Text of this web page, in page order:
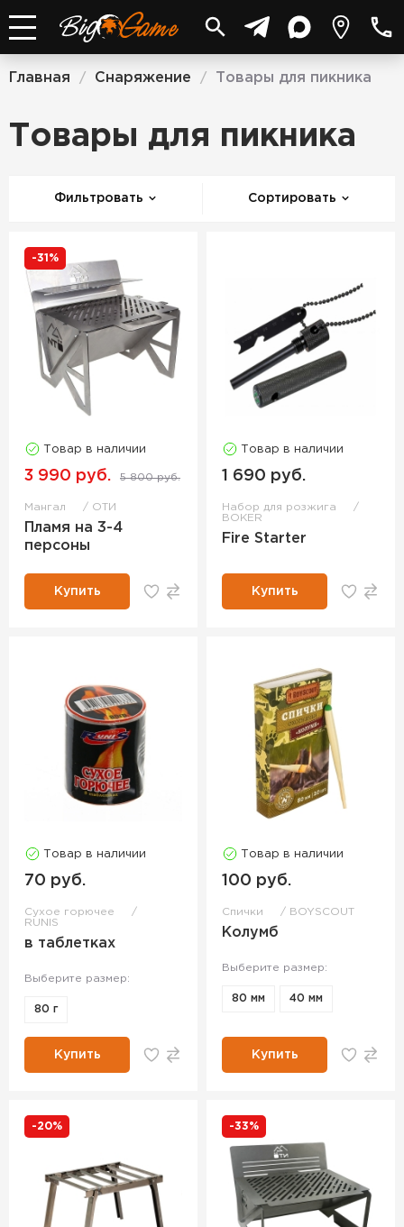
Главная / Снаряжение / Товары для пикника
Товары для пикника
Фильтровать Сортировать
-31%
Товар в наличии
3 990 руб. 5 800 руб.
Мангал ОТИ
Пламя на 3-4
персоны
Купить
Товар в наличии
1 690 руб.
Набор для розжига
BOKER
Fire Starter
Купить
Товар в наличии
70 руб.
Сухое горючее
RUNIS
в таблетках
Выберите размер:
80 г
Купить
Товар в наличии
100 руб.
Спички BOYSCOUT
Колумб
Выберите размер:
80 мм 40 мм
Купить
-20% -33%